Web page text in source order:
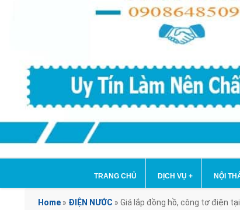
TRANG CHỦ DỊCH VỤ + NỘI
Home » ĐIỆN NƯỚC » Giá lắp đồng hồ, công tơ điện